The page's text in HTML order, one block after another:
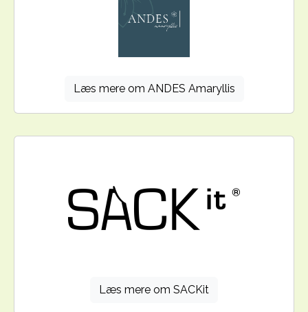
Læs mere om ANDES Amaryllis
Læs mere om SACKit